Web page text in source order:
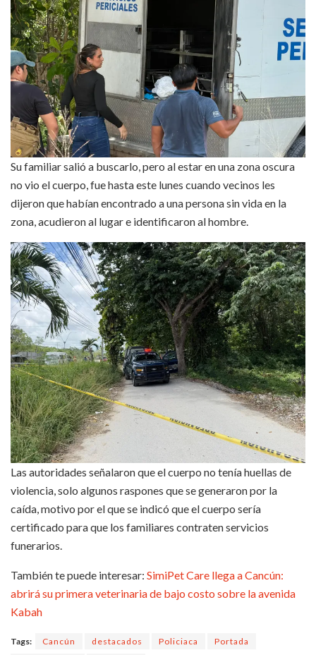
Su familiar salió a buscarlo, pero al estar en una zona oscura
no vio el cuerpo, fue hasta este lunes cuando vecinos les
dijeron que habían encontrado a una persona sin vida en la
zona, acudieron al lugar e identificaron al hombre.
Las autoridades señalaron que el cuerpo no tenía huellas de
violencia, solo algunos raspones que se generaron por la
caída, motivo por el que se indicó que el cuerpo sería
certificado para que los familiares contraten servicios
funerarios.
También te puede interesar: SimiPet Care llega a Cancún:
abrirá su primera veterinaria de bajo costo sobre la avenida
Kabah
Tags: Cancún destacados Policiaca
Portada